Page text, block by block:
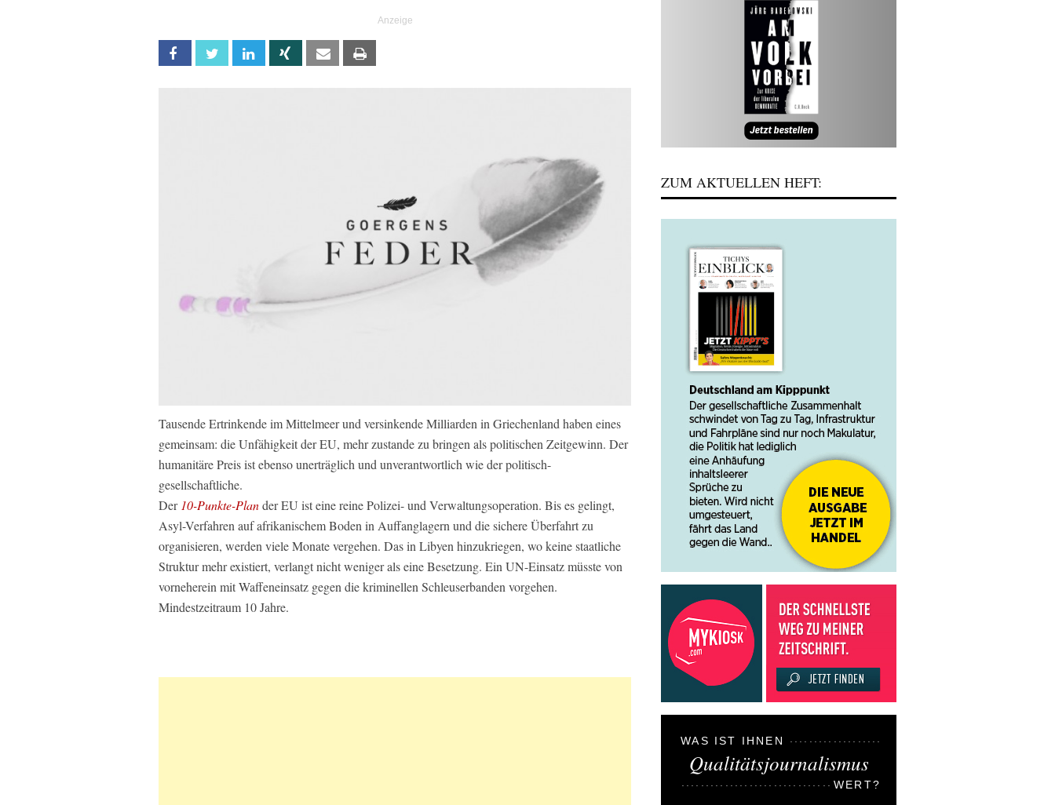
Facebook Twitter Linkedin Xing Email
Tausende Ertrinkende im Mittelmeer und versinkende Milliarden in Griechenland haben eines
gemeinsam: die Unfähigkeit der EU, mehr zustande zu bringen als politischen Zeitgewinn. Der
humanitäre Preis ist ebenso unerträglich und unverantwortlich wie der politisch-
gesellschaftliche.
Der10-Punkte-Plander EU ist eine reine Polizei- und Verwaltungsoperation. Bis es gelingt,
Asyl-Verfahren auf afrikanischem Boden in Auffanglagern und die sichere Überfahrt zu
organisieren, werden viele Monate vergehen. Das in Libyen hinzukriegen, wo keine staatliche
Struktur mehr existiert, verlangt nicht weniger als eine Besetzung. Ein UN-Einsatz müsste von
vorneherein mit Waffeneinsatz gegen die kriminellen Schleuserbanden vorgehen.
Mindestzeitraum 10 Jahre.
ZUM AKTUELLEN HEFT:
WAS IST IHNEN
Qualitätsjournalismus
WERT?